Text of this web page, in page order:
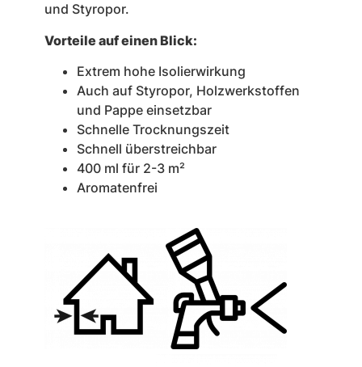
und Styropor.
Vorteile auf einen Blick:
Extrem hohe Isolierwirkung
Auch auf Styropor, Holzwerkstoffen
und Pappe einsetzbar
Schnelle Trocknungszeit
Schnell überstreichbar
400 ml für 2-3 m²
Aromatenfrei